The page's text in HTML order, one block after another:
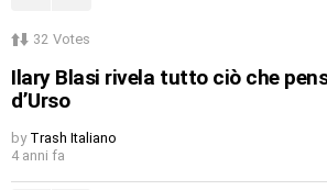
32 Votes
Ilary Blasi rivela tutto ciò che
d’Urso
by Trash Italiano
4 anni fa